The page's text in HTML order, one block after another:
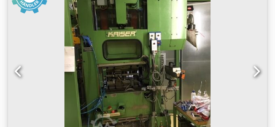
, Diese 3-Achs-DMG ecoMill 800 V wurde im Jahr 2016
hergestellt. Sie verfügt über eine robuste SK40-Spindel mit
einer Drehzahl von 12.000 U/min und ein
Werkzeugmagazin mit 30 Plätzen. Die Maschine
unterstützt ein maximales Werkstückgewicht von 800 kg
und verfügt über ein integriertes Kühlmittelsystem mit
einem 20-bar-Hochdruckfilter. Zur weiteren Ausstattung
gehören ein Späneförderer und ein Renishaw-Tastsystem.
Wenn Sie auf der Suche nach einer hochwertigen